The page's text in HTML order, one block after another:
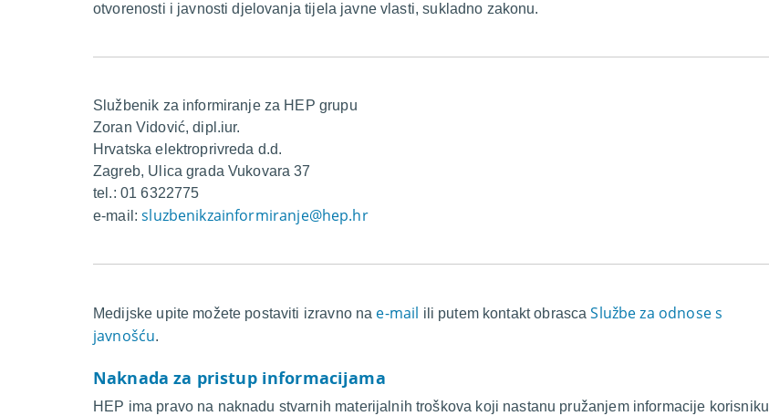
otvorenosti i javnosti djelovanja tijela javne vlasti, sukladno zakonu.
Službenik za informiranje za HEP grupu
Zoran Vidović, dipl.iur.
Hrvatska elektroprivreda d.d.
Zagreb, Ulica grada Vukovara 37
tel.: 01 6322775
e-mail:sluzbenikzainformiranje@hep.hr
Medijske upite možete postaviti izravno na e-mail ili putem kontakt obrascaSlužbe za odnose s
javnošću.
Naknada za pristup informacijama
HEP ima pravo na naknadu stvarnih materijalnih troškova koji nastanu pružanjem informacije korisniku